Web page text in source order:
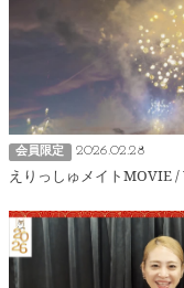
会員限定 2026.02.28